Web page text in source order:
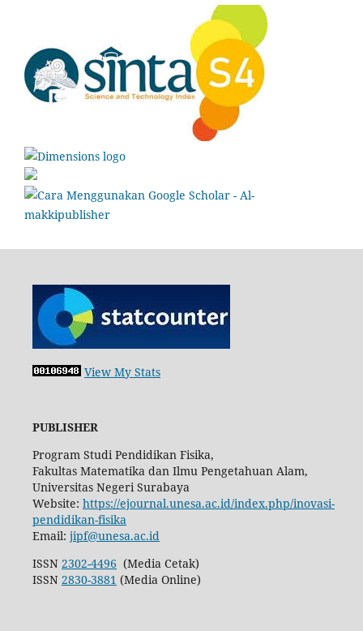
View My Stats
PUBLISHER
Program Studi Pendidikan Fisika,
Fakultas Matematika dan Ilmu Pengetahuan Alam,
Universitas Negeri Surabaya
Website: https://ejournal.unesa.ac.id/index.php/inovasi-
pendidikan-fisika
Email: jipf@unesa.ac.id
ISSN 2302-4496 (Media Cetak)
ISSN 2830-3881 (Media Online)